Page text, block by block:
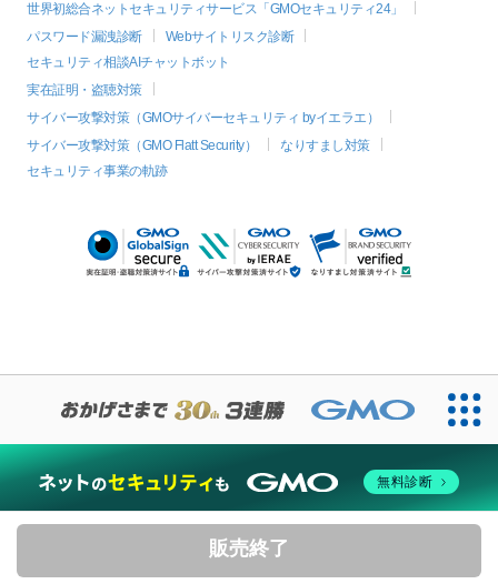
販売終了
世界初総合ネットセキュリティサービス「GMOセキュリティ24」
パスワード漏洩診断
Webサイトリスク診断
セキュリティ相談AIチャットボット
実在証明・盗聴対策
サイバー攻撃対策（GMOサイバーセキュリティ byイエラエ）
サイバー攻撃対策（GMO Flatt Security）
なりすまし対策
セキュリティ事業の軌跡
無料診断